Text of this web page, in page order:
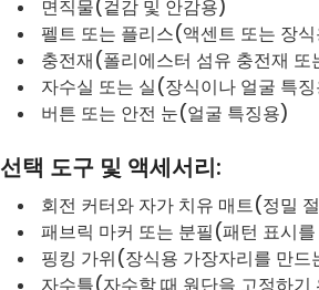
면직물(겉감 및 안감용)
펠트 또는 플리스(액센트 또는 장
충전재(폴리에스터 섬유 충전재
자수실 또는 실(장식이나 얼굴 특
버튼 또는 안전 눈(얼굴 특징용)
선택 도구 및 액세서리:
회전 커터와 자가 치유 매트(정밀
패브릭 마커 또는 분필(패턴 표시
핑킹 가위(장식용 가장자리를 만드
자수틀(자수할 때 원단을 고정하기